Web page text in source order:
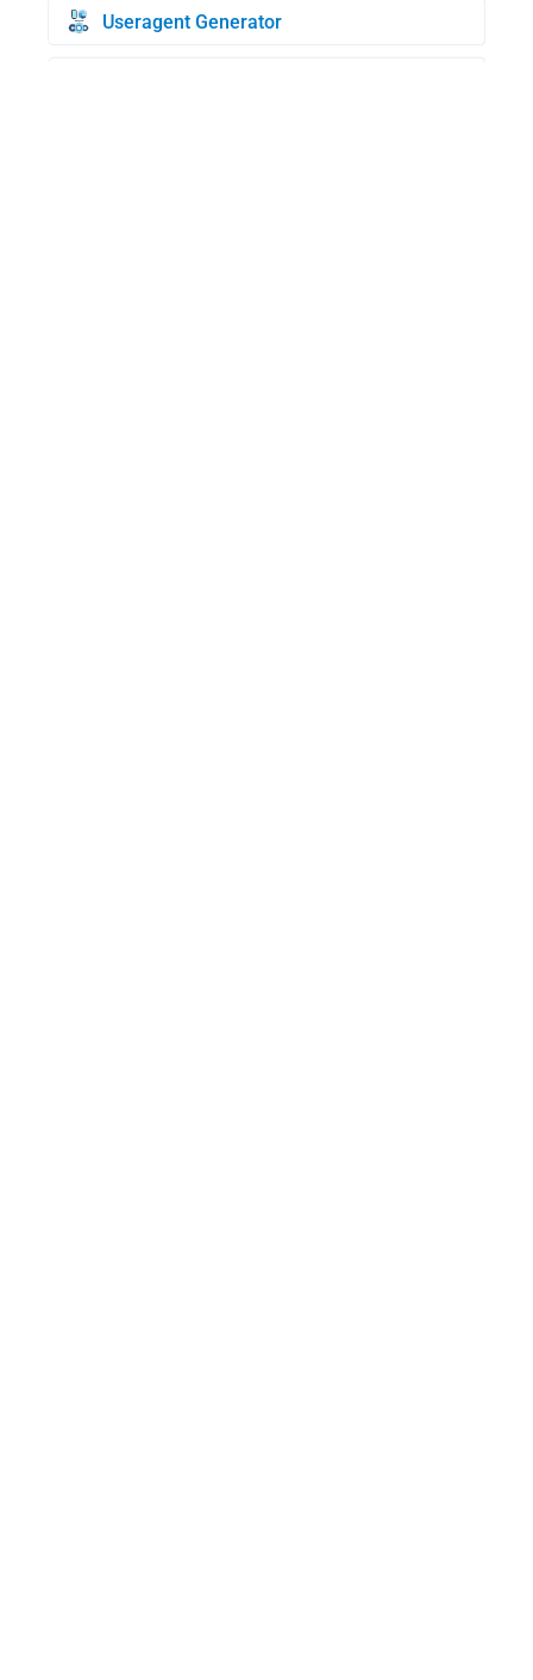
Useragent Generator